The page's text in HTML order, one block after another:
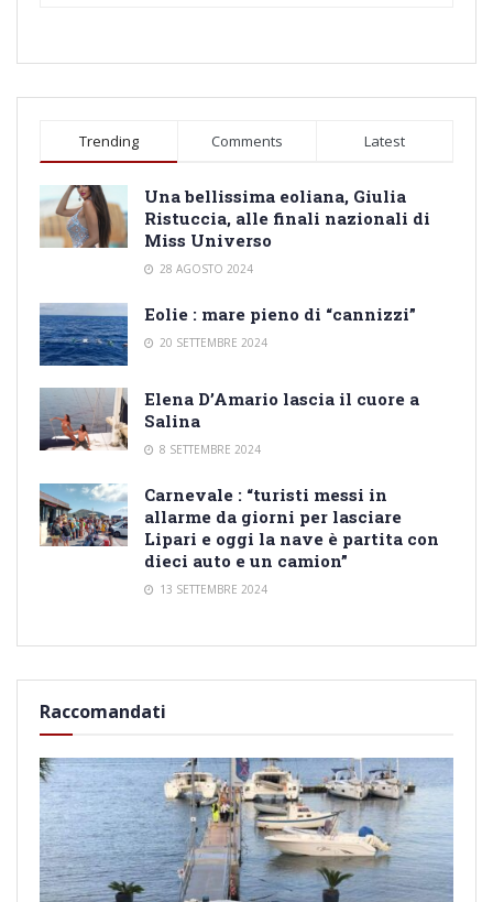
Trending Comments Latest
Una bellissima eoliana, Giulia
Ristuccia, alle finali nazionali di
Miss Universo
28 AGOSTO 2024
Eolie : mare pieno di “cannizzi”
20 SETTEMBRE 2024
Elena D’Amario lascia il cuore a
Salina
8 SETTEMBRE 2024
Carnevale : “turisti messi in
allarme da giorni per lasciare
Lipari e oggi la nave è partita con
dieci auto e un camion”
13 SETTEMBRE 2024
Raccomandati